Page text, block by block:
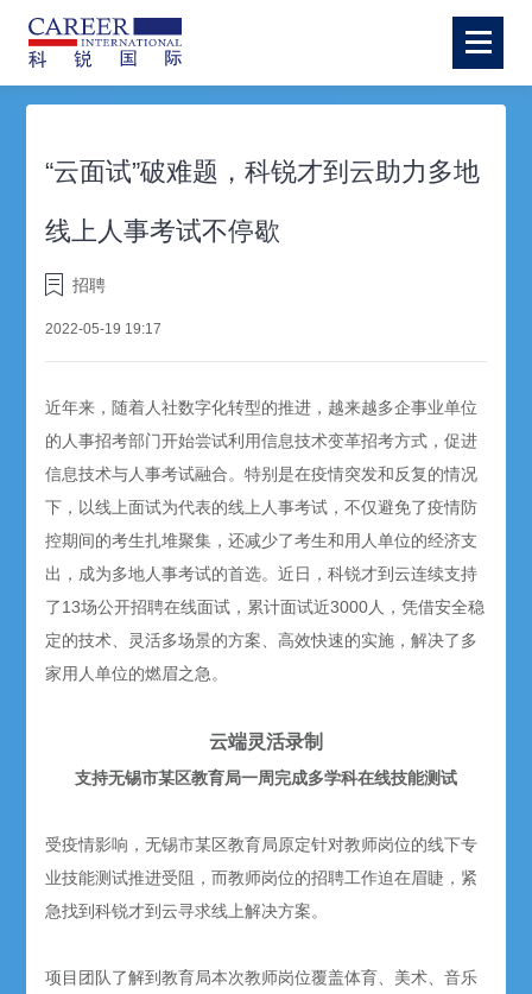
“云面试”破难题，科锐才到云助力多地
线上人事考试不停歇
招聘
2022-05-19 19:17
近年来，随着人社数字化转型的推进，越来越多企事业单位
的人事招考部门开始尝试利用信息技术变革招考方式，促进
信息技术与人事考试融合。特别是在疫情突发和反复的情况
下，以线上面试为代表的线上人事考试，不仅避免了疫情防
控期间的考生扎堆聚集，还减少了考生和用人单位的经济支
出，成为多地人事考试的首选。近日，科锐才到云连续支持
了13场公开招聘在线面试，累计面试近3000人，凭借安全稳
定的技术、灵活多场景的方案、高效快速的实施，解决了多
家用人单位的燃眉之急。
云端灵活录制
支持无锡市某区教育局一周完成多学科在线技能测试
受疫情影响，无锡市某区教育局原定针对教师岗位的线下专
业技能测试推进受阻，而教师岗位的招聘工作迫在眉睫，紧
急找到科锐才到云寻求线上解决方案。
项目团队了解到教育局本次教师岗位覆盖体育、美术、音乐